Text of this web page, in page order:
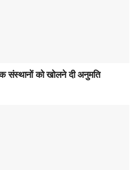
संस्थानों को खोलने दी अनुमति